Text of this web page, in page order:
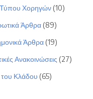
Τύπου Χορηγών (10)
Άρθρα (89)
Άρθρα (19)
Ανακοινώσεις (27)
Κλάδου (65)